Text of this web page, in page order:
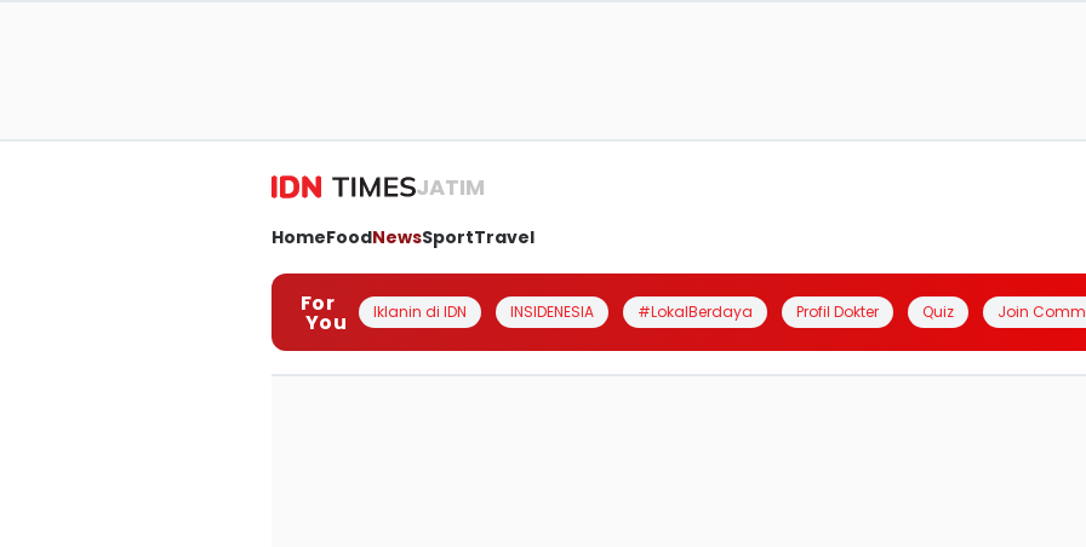
JATIM
HomeFoodNewsSportTravel
For
You Iklanin di IDN INSIDENESIA #LokalBerdaya Profil Dokter Quiz Join